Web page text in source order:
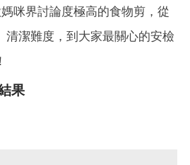
咪界討論度極高的食物剪，從
清潔難度，到大家最關心的安檢
果